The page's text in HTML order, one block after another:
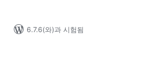
6.7.6(와)과 시험됨